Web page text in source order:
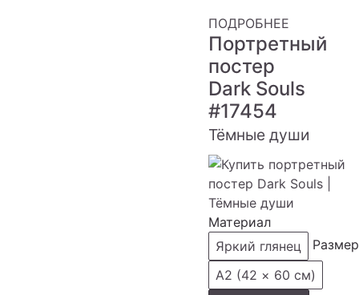
ПОДРОБНЕЕ
Портретный
постер
Dark Souls
#17454
Тёмные души
Материал
Яркий глянец
Размер
А2 (42 × 60 см)